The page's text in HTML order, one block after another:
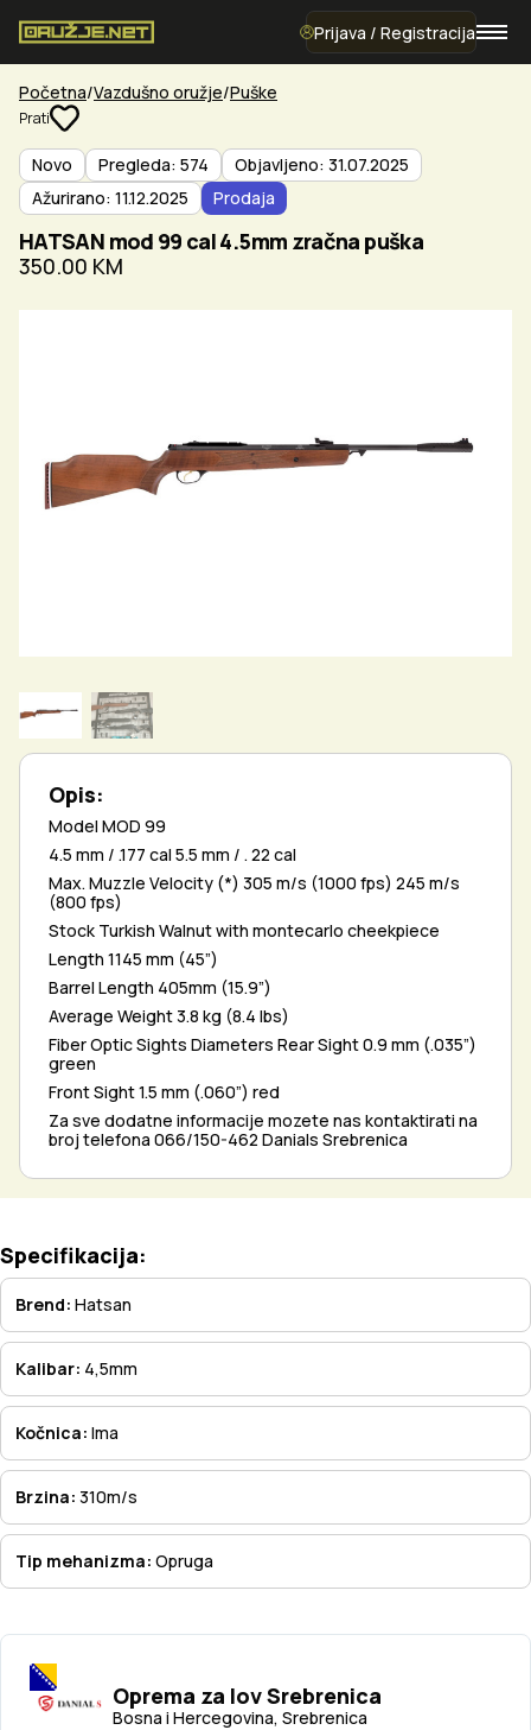
Prijava / Registracija
Početna Vazdušno oružje Puške
Prati
Novo Pregleda: 574
Objavljeno: 31.07.2025
Ažurirano: 11.12.2025
Prodaja
HATSAN mod 99 cal 4.5mm zračna puška
350.00 KM
Opis:
Model MOD 99
4.5 mm / .177 cal 5.5 mm / . 22 cal
Max. Muzzle Velocity (*) 305 m/s (1000 fps) 245 m/s
(800 fps)
Stock Turkish Walnut with montecarlo cheekpiece
Length 1145 mm (45”)
Barrel Length 405mm (15.9”)
Average Weight 3.8 kg (8.4 lbs)
Fiber Optic Sights Diameters Rear Sight 0.9 mm (.035”)
green
Front Sight 1.5 mm (.060”) red
Za sve dodatne informacije mozete nas kontaktirati na
broj telefona 066/150-462 Danials Srebrenica
Oprema za lov Srebrenica
Bosna i Hercegovina, Srebrenica
Specifikacija:
Brend: Hatsan
Kalibar: 4,5mm
Kočnica: Ima
Brzina: 310m/s
Tip mehanizma: Opruga